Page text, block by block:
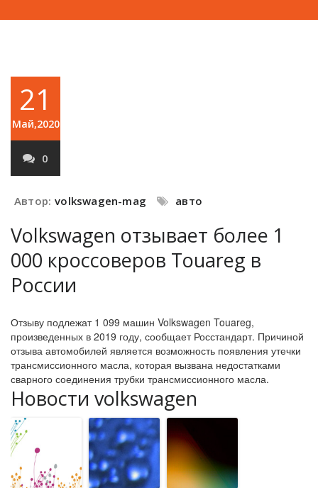
21
Май,2020
0
Автор: volkswagen-mag авто
Volkswagen отзывает более 1
000 кроссоверов Touareg в
России
Отзыву подлежат 1 099 машин Volkswagen Touareg,
произведенных в 2019 году, сообщает Росстандарт. Причиной
отзыва автомобилей является возможность появления утечки
трансмиссионного масла, которая вызвана недостатками
сварного соединения трубки трансмиссионного масла.
Новости volkswagen